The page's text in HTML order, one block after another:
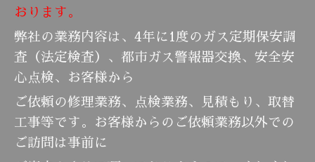
おります。
弊社の業務内容は、4年に1度のガス定期保安調
査（法定検査）、都市ガス警報器交換、安全安
心点検、お客様から
ご依頼の修理業務、点検業務、見積もり、取替
工事等です。お客様からのご依頼業務以外での
ご訪問は事前に